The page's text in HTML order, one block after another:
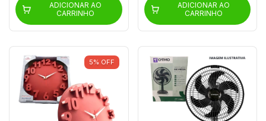
ADICIONAR AO
CARRINHO
ADICIONAR AO
CARRINHO
5% OFF